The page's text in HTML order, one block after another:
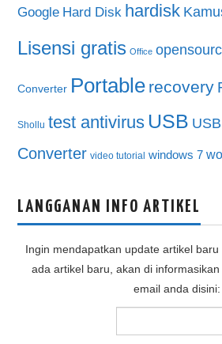
Google Hard Disk hardisk
Lisensi gratis Office
Converter Portable recovery
Shollu test antivirus USB
Converter video tutorial windows 7
LANGGANAN INFO ARTIKEL
Ingin mendapatkan update artikel
ada artikel baru, akan di
email anda disini: